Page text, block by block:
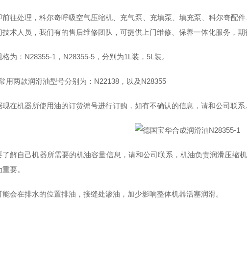
前往处理，科尔奇呼吸空气压缩机、充气泵、充填泵、填充泵、科尔奇配
技术人员，我们有的售后维修团队，可提供上门维修、保养一体化服务，期
为：N28355-1，N28355-5，分别为1L装，5L装。
用两款润滑油型号分别为：N22138，以及N28355
现在机器所使用油的订货编号进行订购，如有不确认的信息，请和公司联系
了解自己机器所需要的机油容量信息，请和公司联系，机油负责润滑压缩
要。
能会在排水的位置排油，接缝处渗油，加少影响整体机器活塞润滑。